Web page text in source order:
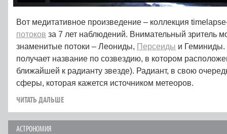
Вот медитативное произведение – коллекция
потоков за 7 лет наблюдений. Внимательный зритель
знаменитые потоки – Леониды, Персеиды и Геминиды.
получает название по созвездию, в котором
ближайшей к радианту звезде). Радиант, в свою
сферы, которая кажется источником метеоров.
ЧИТАТЬ ДАЛЬШЕ
АСТРОНОМИЯ